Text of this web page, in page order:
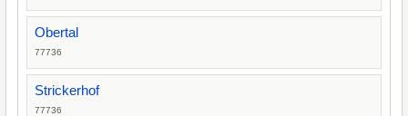
Obertal
77736
Strickerhof
77736